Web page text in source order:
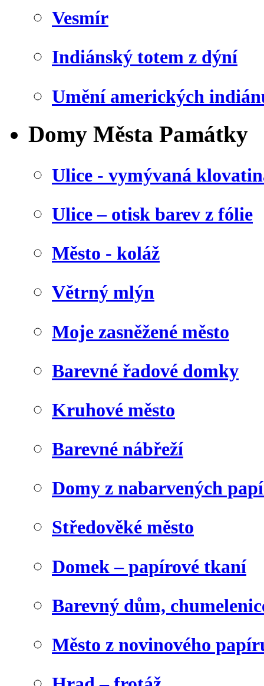
Vesmír
Indiánský totem z dýní
Umění amerických
Domy Města Památky
Ulice - vymývaná
Ulice – otisk barev z fólie
Město - koláž
Větrný mlýn
Moje zasněžené město
Barevné řadové domky
Kruhové město
Barevné nábřeží
Domy z nabarvených
Středověké město
Domek – papírové tkaní
Barevný dům,
Město z novinového